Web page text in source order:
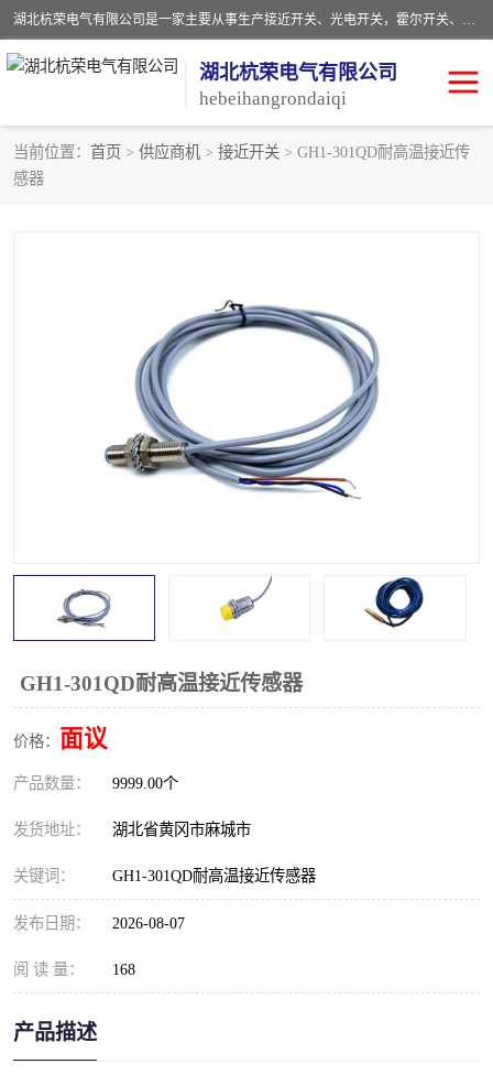
湖北杭荣电气有限公司是一家主要从事生产接近开关、光电开关，霍尔开关、两级跑偏开关、双向拉绳开关、速度监测器、皮带打滑开关、阻旋式料位开关、皮带纵向撕裂开关、溜槽堵塞开关、声光报警器、矿用磁性井筒开关等，主营行业：电气设备、仪器仪表制造, 高低压电器，成套电气设备，矿用防爆机电设备，皮带机综合保护系统，防爆电器，传感器，工矿配件，电器配件，自动化工业机器人的研发，制造，加工销售。
湖北杭荣电气有限公司
hebeihangrondaiqi
当前位置： 首页 > 供应商机 > 接近开关 > GH1-301QD耐高温接近传
感器
GH1-301QD耐高温接近传感器
价格： 面议
产品数量： 9999.00个
发货地址： 湖北省黄冈市麻城市
关键词： GH1-301QD耐高温接近传感器
发布日期： 2026-08-07
阅 读 量： 168
产品描述
阻旋料位开关
滑线指示灯
光电开关
拉绳开关
溜槽堵塞检测开关
限位开关 速度检测器
速度传感器
微电脑超速开关